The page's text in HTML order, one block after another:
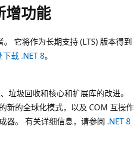
增功能
。 它将作为长期支持 (LTS) 版本得到
下载 .NET 8。
垃圾回收和核心和扩展库的改进。
新的全球化模式，以及 COM 互操作
器。 有关详细信息，请参阅 .NET 8